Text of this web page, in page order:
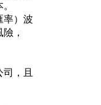
率）波
，
，且